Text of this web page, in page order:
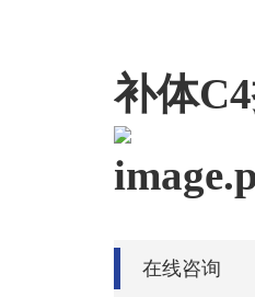
补体C4
在线咨询